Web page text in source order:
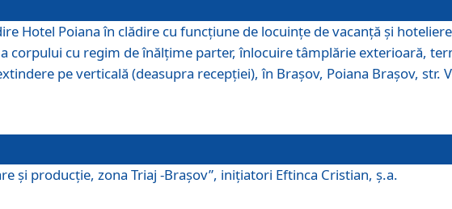
Hotel Poiana în clădire cu funcţiune de locuinţe de vacanţă şi
corpului cu regim de înălţime parter, înlocuire tâmplărie exterioară,
pe verticală (deasupra recepţiei), în Braşov, Poiana Braşov, str.
şi producţie, zona Triaj -Braşov”, iniţiatori Eftinca Cristian, ş.a.